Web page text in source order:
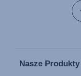
Nasze Produkty